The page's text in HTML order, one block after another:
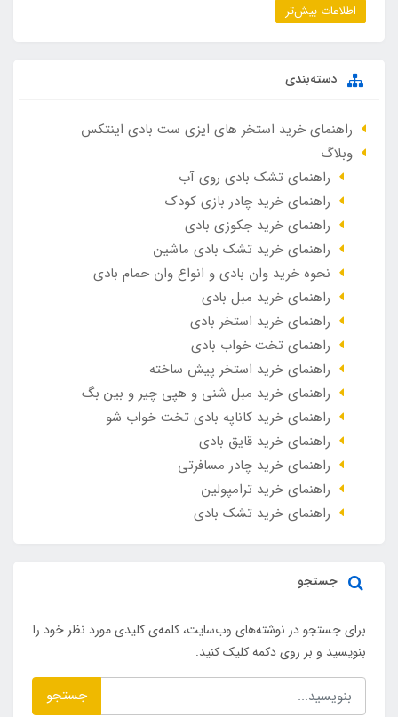
اطلاعات بیش‌تر
دسته‌بندی
راهنمای خرید استخر های ایزی ست بادی اینتکس
وبلاگ
راهنمای تشک بادی روی آب
راهنمای خرید چادر بازی کودک
راهنمای خرید جکوزی بادی
راهنمای خرید تشک بادی ماشین
نحوه خرید وان بادی و انواع وان حمام بادی
راهنمای خرید مبل بادی
راهنمای خرید استخر بادی
راهنمای تخت خواب بادی
راهنمای خرید استخر پیش ساخته
راهنمای خرید مبل شنی و هپی چیر و بین بگ
راهنمای خرید کاناپه بادی تخت خواب شو
راهنمای خرید قایق بادی
راهنمای خرید چادر مسافرتی
راهنمای خرید ترامپولین
راهنمای خرید تشک بادی
جستجو
برای جستجو در نوشته‌های وب‌سایت، کلمه‌ی کلیدی مورد نظر خود را
بنویسید و بر روی دکمه کلیک کنید.
جستجو